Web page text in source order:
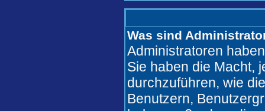
Was sind
Administratoren
Sie haben die Macht,
durchzuführen, wie
Benutzern,